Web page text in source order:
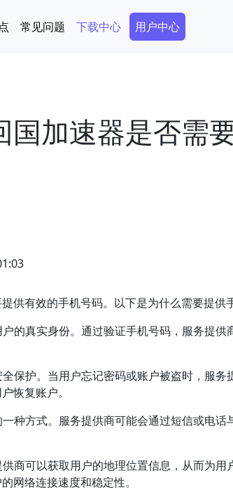
常见问题 下载中心 Secondary Menu
用户中心
国加速器是否需
供有效的手机号码。以下是为什么需要提供
的真实身份。通过验证手机号码，服务提供
保护。当用户忘记密码或账户被盗时，服务
恢复账户。
种方式。服务提供商可能会通过短信或电话
商可以获取用户的地理位置信息，从而为用
网络连接速度和稳定性。